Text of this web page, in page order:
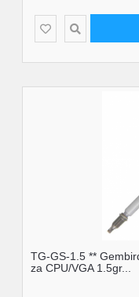
TG-GS-1.5 **
za CPU/VGA 1.5gr...